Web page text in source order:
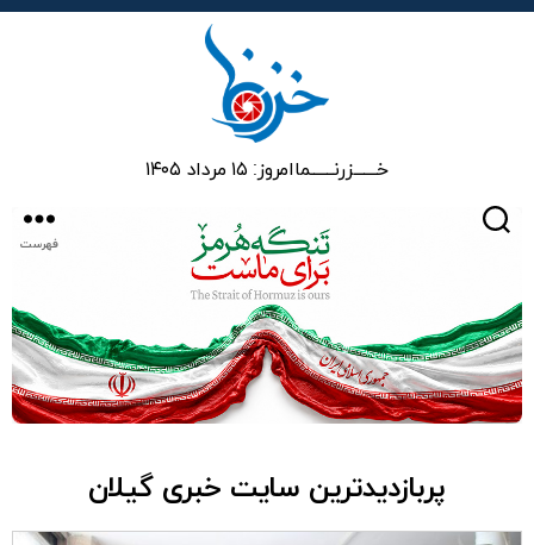
خـــــــزرنـــــــماامروز: ۱۵ مرداد ۱۴۰۵
فهرست
پربازدیدترین سایت خبری گیلان